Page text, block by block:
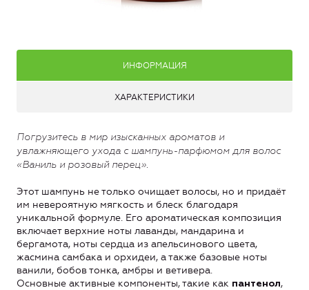
ИНФОРМАЦИЯ
ХАРАКТЕРИСТИКИ
Погрузитесь в мир изысканных ароматов и
увлажняющего ухода с шампунь-парфюмом для волос
«Ваниль и розовый перец».
Этот шампунь не только очищает волосы, но и придаёт
им невероятную мягкость и блеск благодаря
уникальной формуле. Его ароматическая композиция
включает верхние ноты лаванды, мандарина и
бергамота, ноты сердца из апельсинового цвета,
жасмина самбака и орхидеи, а также базовые ноты
ванили, бобов тонка, амбры и ветивера.
Основные активные компоненты, такие как пантенол,